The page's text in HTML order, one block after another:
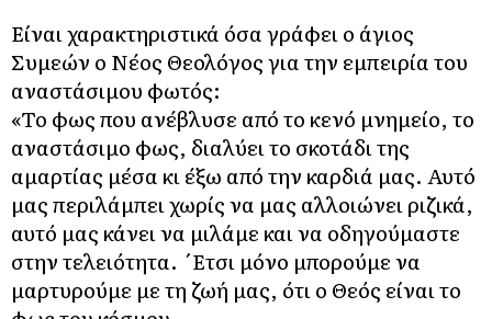
Είναι χαρακτηριστικά όσα γράφει ο άγιος
Συμεών ο Νέος Θεολόγος για την εμπειρία του
αναστάσιμου φωτός:
«Το φως που ανέβλυσε από το κενό μνημείο, το
αναστάσιμο φως, διαλύει το σκοτάδι της
αμαρτίας μέσα κι έξω από την καρδιά μας. Αυτό
μας περιλάμπει χωρίς να μας αλλοιώνει ριζικά,
αυτό μας κάνει να μιλάμε και να οδηγούμαστε
στην τελειότητα. ΄Ετσι μόνο μπορούμε να
μαρτυρούμε με τη ζωή μας, ότι ο Θεός είναι το